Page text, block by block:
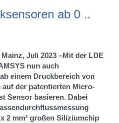
ab 0 ..
Juli 2023 –Mit der LDE
nun auch
einem Druckbereich von
auf der patentierten Micro-
Sensor basieren. Dabei
2 mm² großen Siliziumchip